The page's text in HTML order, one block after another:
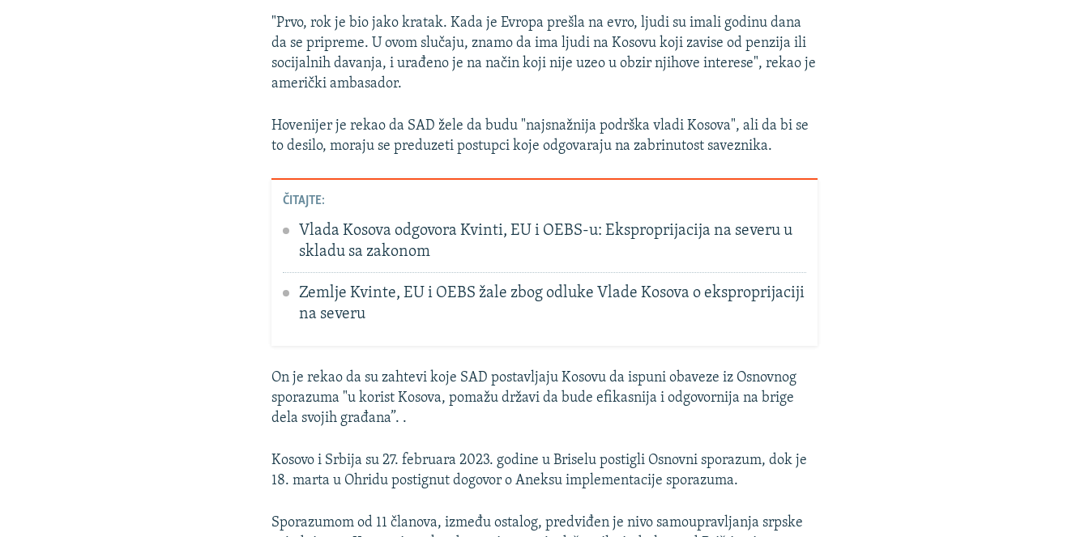
"Prvo, rok je bio jako kratak. Kada je Evropa prešla na evro, ljudi su imali godinu dana
da se pripreme. U ovom slučaju, znamo da ima ljudi na Kosovu koji zavise od penzija ili
socijalnih davanja, i urađeno je na način koji nije uzeo u obzir njihove interese", rekao je
američki ambasador.
Hovenijer je rekao da SAD žele da budu "najsnažnija podrška vladi Kosova", ali da bi se
to desilo, moraju se preduzeti postupci koje odgovaraju na zabrinutost saveznika.
ČITAJTE:
Vlada Kosova odgovora Kvinti, EU i OEBS-u: Eksproprijacija na severu u
skladu sa zakonom
Zemlje Kvinte, EU i OEBS žale zbog odluke Vlade Kosova o eksproprijaciji
na severu
On je rekao da su zahtevi koje SAD postavljaju Kosovu da ispuni obaveze iz Osnovnog
sporazuma "u korist Kosova, pomažu državi da bude efikasnija i odgovornija na brige
dela svojih građana”. .
Kosovo i Srbija su 27. februara 2023. godine u Briselu postigli Osnovni sporazum, dok je
18. marta u Ohridu postignut dogovor o Aneksu implementacije sporazuma.
Sporazumom od 11 članova, između ostalog, predviđen je nivo samoupravljanja srpske